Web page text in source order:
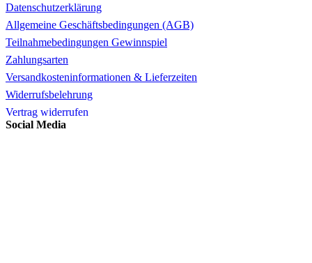
Datenschutzerklärung
Allgemeine Geschäftsbedingungen (AGB)
Teilnahmebedingungen Gewinnspiel
Zahlungsarten
Versandkosteninformationen & Lieferzeiten
Widerrufsbelehrung
Vertrag widerrufen
Social Media